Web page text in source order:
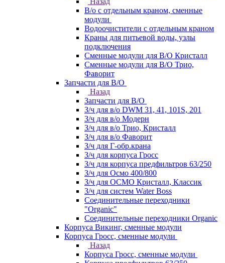
В/о с отдельным краном, сменные
модули
Водоочистители с отдельным краном
Краны для питьевой воды, узлы
подключения
Сменные модули для В/О Кристалл
Сменные модули для В/О Трио,
Фаворит
Запчасти для В/О
Назад
Запчасти для В/О
З/ч для в/о DWM 31, 41, 101S, 201
З/ч для в/о Модерн
З/ч для в/о Трио, Кристалл
З/ч для в/о Фаворит
З/ч для Г-обр.крана
З/ч для корпуса Гросс
З/ч для корпуса предфильтров 63/250
З/ч для Осмо 400/800
З/ч для ОСМО Кристалл, Классик
З/ч для систем Water Boss
Соединительные переходники
"Organic"
Соединительные переходники Organic
Корпуса Викинг, сменные модули
Корпуса Гросс, сменные модули
Назад
Корпуса Гросс, сменные модули